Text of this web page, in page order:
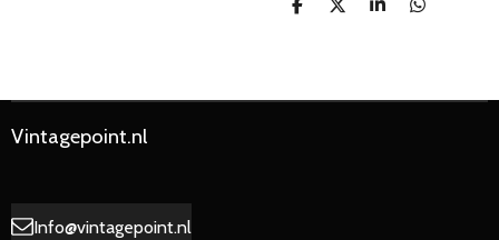
D
D
S
D
Vintagepoint.nl
Info@vintagepoint.nl